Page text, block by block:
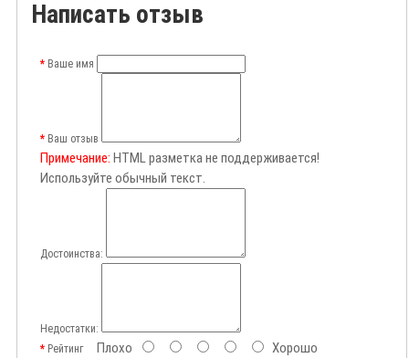
Написать отзыв
Ваше имя
Ваш отзыв
Примечание: HTML разметка не поддерживается!
Используйте обычный текст.
Достоинства:
Недостатки:
РейтингПлохо Хорошо